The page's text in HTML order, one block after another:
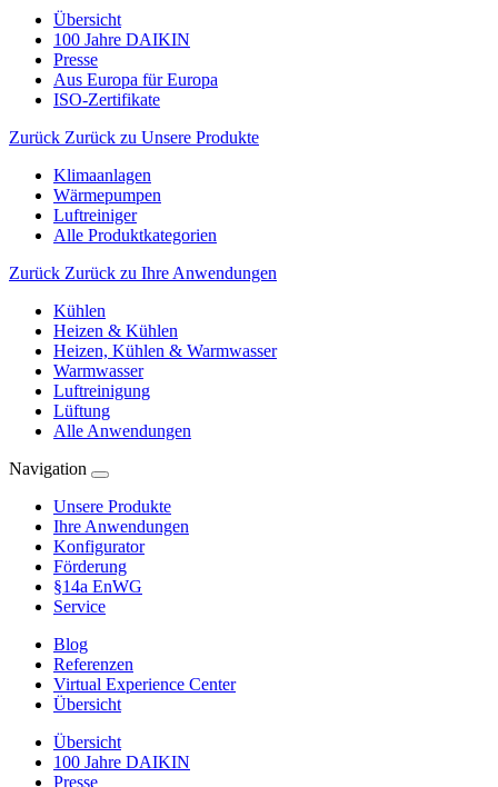
Übersicht
100 Jahre DAIKIN
Presse
Aus Europa für Europa
ISO-Zertifikate
Zurück Zurück zu Unsere Produkte
Klimaanlagen
Wärmepumpen
Luftreiniger
Alle Produktkategorien
Zurück Zurück zu Ihre Anwendungen
Kühlen
Heizen & Kühlen
Heizen, Kühlen & Warmwasser
Warmwasser
Luftreinigung
Lüftung
Alle Anwendungen
Navigation
Unsere Produkte
Ihre Anwendungen
Konfigurator
Förderung
§14a EnWG
Service
Blog
Referenzen
Virtual Experience Center
Übersicht
Übersicht
100 Jahre DAIKIN
Presse